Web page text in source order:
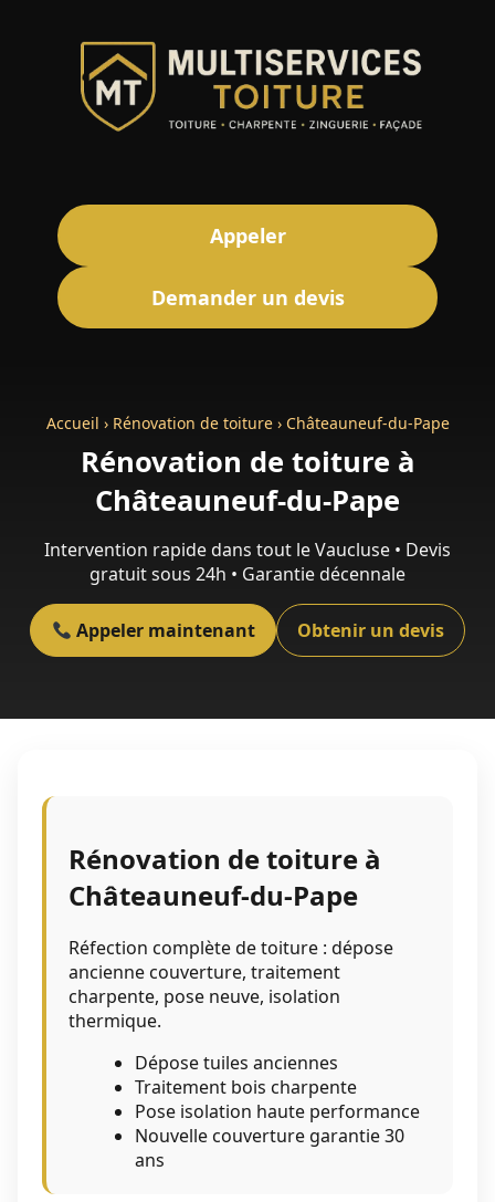
Appeler
Demander un devis
Accueil › Rénovation de toiture› Châteauneuf-du-Pape
Rénovation de toiture à
Châteauneuf-du-Pape
Intervention rapide dans tout le Vaucluse • Devis
gratuit sous 24h • Garantie décennale
Appeler maintenant Obtenir un devis
Rénovation de toiture à
Châteauneuf-du-Pape
Réfection complète de toiture : dépose
ancienne couverture, traitement
charpente, pose neuve, isolation
thermique.
Dépose tuiles anciennes
Traitement bois charpente
Pose isolation haute performance
Nouvelle couverture garantie 30
ans